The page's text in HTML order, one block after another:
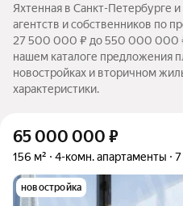
Яхтенная в Санкт-Петербурге
агентств и собственников по
27 500 000 ₽ до 550 000 000
нашем каталоге предложения
новостройках и вторичном
характеристики.
65 000 000 ₽
156 м² 4-комн. апартаменты 7
новостройка